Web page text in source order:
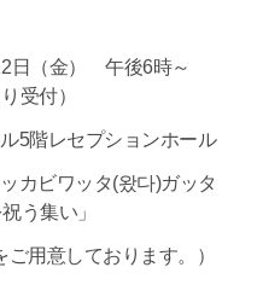
（金） 午後6時～
受付）
階レセプションホール
ビワッタ(왔다)ガッタ
う集い」
用意しております。）